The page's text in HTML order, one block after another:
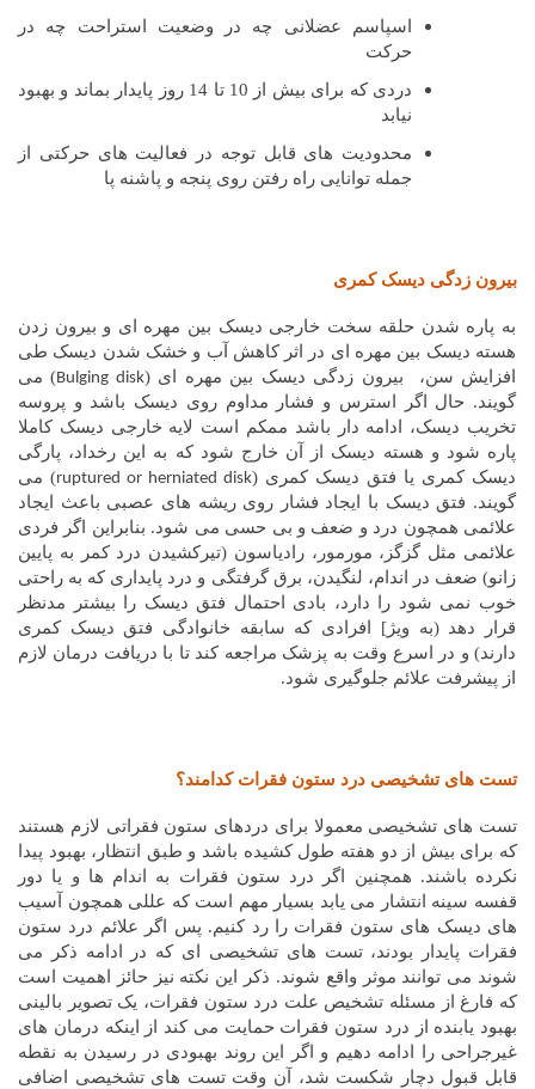
اسپاسم عضلانی چه در وضعیت استراحت چه در
حرکت
دردی که برای بیش از 10 تا 14 روز پایدار بماند و بهبود
نیابد
محدودیت های قابل توجه در فعالیت های حرکتی از
جمله توانایی راه رفتن روی پنجه و پاشنه پا
بیرون زدگی دیسک کمری
به پاره شدن حلقه سخت خارجی دیسک بین مهره ای و بیرون زدن
هسته دیسک بین مهره ای در اثر کاهش آب و خشک شدن دیسک طی
افزایش سن، بیرون زدگی دیسک بین مهره ای (Bulging disk) می
گویند. حال اگر استرس و فشار مداوم روی دیسک باشد و پروسه
تخریب دیسک، ادامه دار باشد ممکم است لایه خارجی دیسک کاملا
پاره شود و هسته دیسک از آن خارج شود که به این رخداد، پارگی
دیسک کمری یا فتق دیسک کمری (ruptured or herniated disk) می
گویند. فتق دیسک با ایجاد فشار روی ریشه های عصبی باعث ایجاد
علائمی همچون درد و ضعف و بی حسی می شود. بنابراین اگر فردی
علائمی مثل گزگز، مورمور، رادیاسون (تیرکشیدن درد کمر به پایین
زانو) ضعف در اندام، لنگیدن، برق گرفتگی و درد پایداری که به راحتی
خوب نمی شود را دارد، بادی احتمال فتق دیسک را بیشتر مدنظر
قرار دهد (به ویژ] افرادی که سابقه خانوادگی فتق دیسک کمری
دارند) و در اسرع وقت به پزشک مراجعه کند تا با دریافت درمان لازم
از پیشرفت علائم جلوگیری شود.
تست های تشخیصی درد ستون فقرات کدامند؟
تست های تشخیصی معمولا برای دردهای ستون فقراتی لازم هستند
که برای بیش از دو هفته طول کشیده باشد و طبق انتظار، بهبود پیدا
نکرده باشند. همچنین اگر درد ستون فقرات به اندام ها و یا دور
قفسه سینه انتشار می یابد بسیار مهم است که عللی همچون آسیب
های دیسک های ستون فقرات را رد کنیم. پس اگر علائم درد ستون
فقرات پایدار بودند، تست های تشخیصی ای که در ادامه ذکر می
شوند می توانند موثر واقع شوند. ذکر این نکته نیز حائز اهمیت است
که فارغ از مسئله تشخیص علت درد ستون فقرات، یک تصویر بالینی
بهبود یابنده از درد ستون فقرات حمایت می کند از اینکه درمان های
غیرجراحی را ادامه دهیم و اگر این روند بهبودی در رسیدن به نقطه
قابل قبول دچار شکست شد، آن وقت تست های تشخیصی اضافی